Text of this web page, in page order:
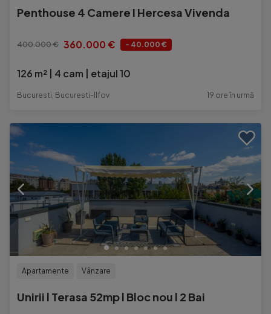
Penthouse 4 Camere I Hercesa Vivenda
400.000 € 360.000 € - 40.000 €
126 m² 4 cam etajul 10
Bucuresti, Bucuresti-Ilfov 19 ore în urmă
Apartamente Vânzare
Unirii l Terasa 52mp l Bloc nou l 2 Bai